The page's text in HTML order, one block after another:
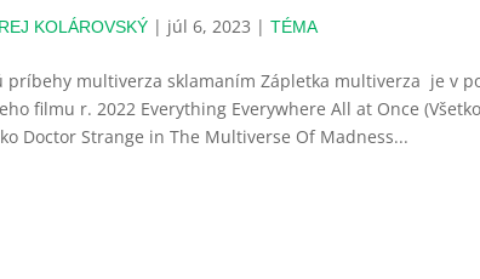
KOLÁROVSKÝ | júl 6, 2023 |TÉMA
príbehy multiverza sklamaním Zápletka multiverza je v
filmu r. 2022 Everything Everywhere All at Once
Doctor Strange in The Multiverse Of Madness...